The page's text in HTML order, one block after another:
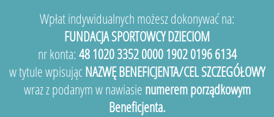
Wpłat indywidualnych możesz dokonywać na:
FUNDACJA SPORTOWCY DZIECIOM
nr konta: 48 1020 3352 0000 1902 0196 6134
w tytule wpisującNAZWĘ BENEFICJENTA/CEL SZCZEGÓŁOWY
wraz z podanym w nawiasie numerem porządkowym
Beneficjenta.